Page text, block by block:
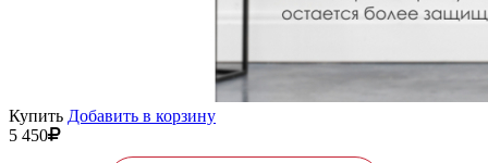
Купить Добавить в корзину
5 450